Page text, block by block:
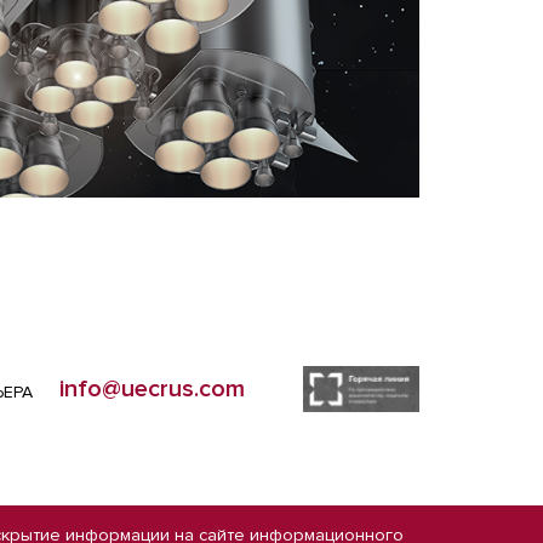
info@uecrus.com
информации на сайте информационного